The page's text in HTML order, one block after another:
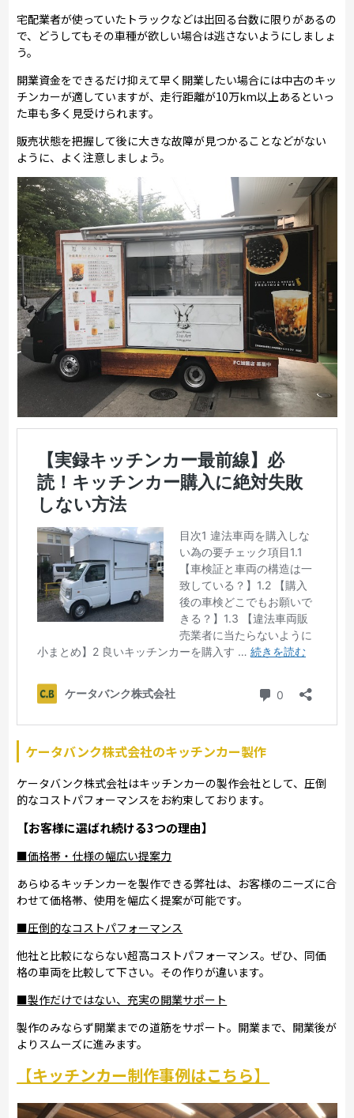
宅配業者が使っていたトラックなどは出回る台数に限りがあるの
で、どうしてもその車種が欲しい場合は逃さないようにしましょ
う。
開業資金をできるだけ抑えて早く開業したい場合には中古のキッ
チンカーが適していますが、走行距離が10万km以上あるといっ
た車も多く見受けられます。
販売状態を把握して後に大きな故障が見つかることなどがない
ように、よく注意しましょう。
ケータバンク株式会社のキッチンカー製作
ケータバンク株式会社はキッチンカーの製作会社として、圧倒
的なコストパフォーマンスをお約束しております。
【お客様に選ばれ続ける3つの理由】
■価格帯・仕様の幅広い提案力
あらゆるキッチンカーを製作できる弊社は、お客様のニーズに合
わせて価格帯、使用を幅広く提案が可能です。
■圧倒的なコストパフォーマンス
他社と比較にならない超高コストパフォーマンス。ぜひ、同価
格の車両を比較して下さい。その作りが違います。
■製作だけではない、充実の開業サポート
製作のみならず開業までの道筋をサポート。開業まで、開業後が
よりスムーズに進みます。
【キッチンカー制作事例はこちら】